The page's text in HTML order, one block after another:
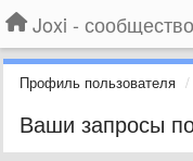
Профиль пользователя
Ваши запросы